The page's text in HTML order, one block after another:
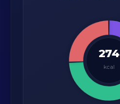
274
kcal